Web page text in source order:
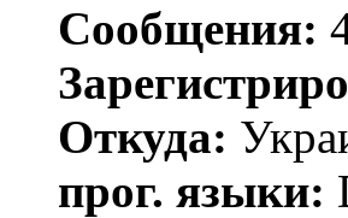
Сообщения:
Откуда:
прог. языки: